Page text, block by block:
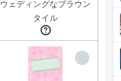
ウェディングなブラウン
タイル